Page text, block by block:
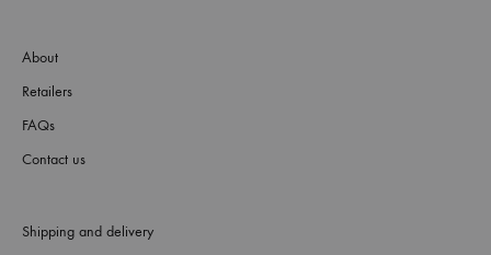
About
Retailers
FAQs
Contact us
Shipping and delivery